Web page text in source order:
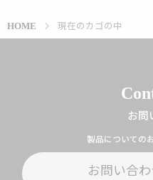
HOME 現在のカゴの中
お問
製品についての
お問い合